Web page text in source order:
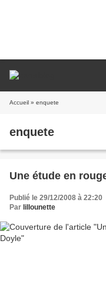
Accueil » enquete
enquete
Une étude en
Publié le 29/12/2008 à 22:20
Par lillounette